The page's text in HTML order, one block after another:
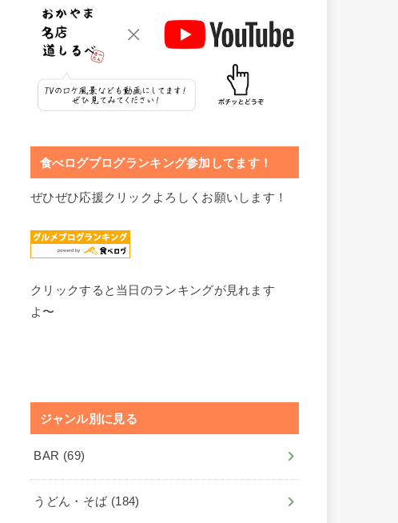
食べログブログランキング参加してます！
ぜひぜひ応援クリックよろしくお願いします！
クリックすると当日のランキングが見れます
よ〜
ジャンル別に見る
BAR (69)
うどん・そば (184)